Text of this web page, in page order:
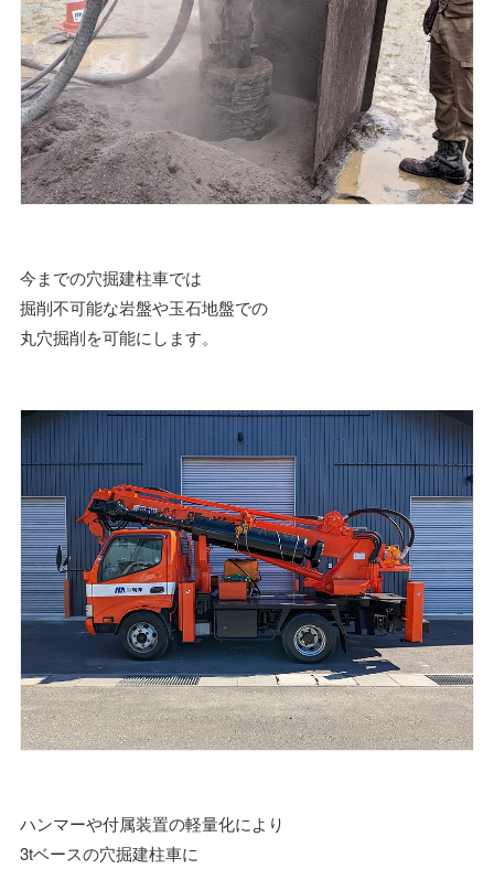
今までの穴掘建柱車では
掘削不可能な岩盤や玉石地盤での
丸穴掘削を可能にします。
ハンマーや付属装置の軽量化により
3tベースの穴掘建柱車に